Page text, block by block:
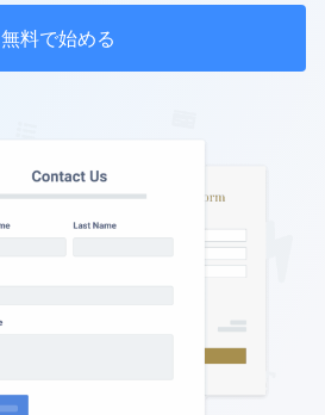
無料で始める